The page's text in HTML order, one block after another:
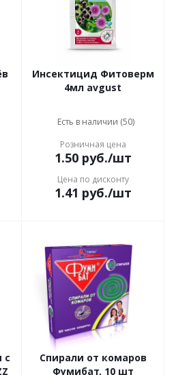
Инсектицид Фитоверм
4мл avgust
Есть в наличии (50)
Розничная цена
1.50руб./шт
Цена по дисконту
1.41 руб./шт
с
Спирали от комаров
Фумибат, 10 шт